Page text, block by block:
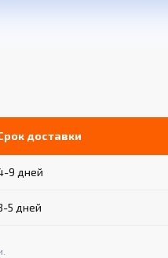
доставки
9 дней
5 дней